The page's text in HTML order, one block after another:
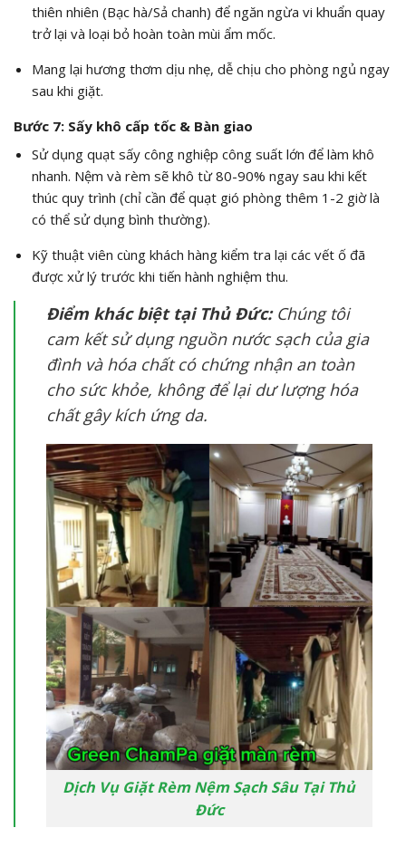
thiên nhiên (Bạc hà/Sả chanh) để ngăn ngừa vi khuẩn quay
trở lại và loại bỏ hoàn toàn mùi ẩm mốc.
Mang lại hương thơm dịu nhẹ, dễ chịu cho phòng ngủ ngay
sau khi giặt.
Bước 7: Sấy khô cấp tốc & Bàn giao
Sử dụng quạt sấy công nghiệp công suất lớn để làm khô
nhanh. Nệm và rèm sẽ khô từ 80-90% ngay sau khi kết
thúc quy trình (chỉ cần để quạt gió phòng thêm 1-2 giờ là
có thể sử dụng bình thường).
Kỹ thuật viên cùng khách hàng kiểm tra lại các vết ố đã
được xử lý trước khi tiến hành nghiệm thu.
Điểm khác biệt tại Thủ Đức:Chúng tôi
cam kết sử dụng nguồn nước sạch của gia
đình và hóa chất có chứng nhận an toàn
cho sức khỏe, không để lại dư lượng hóa
chất gây kích ứng da.
Dịch Vụ Giặt Rèm Nệm Sạch Sâu Tại Thủ
Đức